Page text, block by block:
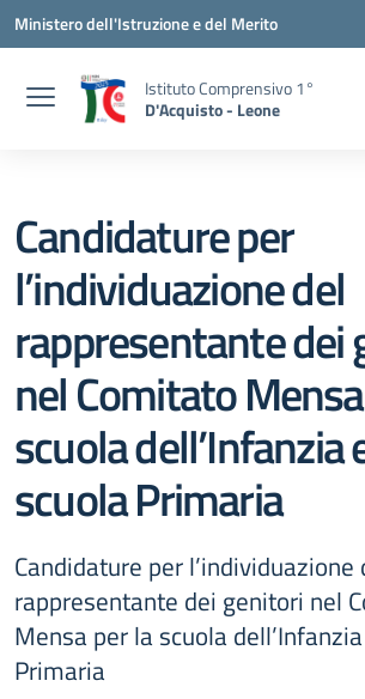
Vai ai contenuti
Vai al menu di navigazione
Vai al footer
Ministero dell'Istruzione e del Merito
Istituto Comprensivo 1°
D'Acquisto - Leone
Candidature per
l’individuazione del
rappresentante dei
nel Comitato
scuola dell’Infanzia
scuola Primaria
Candidature per l’individuazione
rappresentante dei genitori nel
Mensa per la scuola
Primaria